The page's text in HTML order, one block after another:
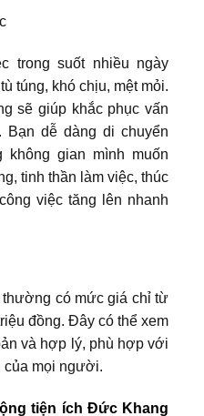
trong suốt nhiều ngày
túng, khó chịu, mệt mỏi.
sẽ giúp khắc phục vấn
dễ dàng di chuyển
không gian mình muốn
tinh thần làm việc, thúc
việc tăng lên nhanh
thường có mức giá chỉ từ
đồng. Đây có thể xem
và hợp lý, phù hợp với
của mọi người.
tiện ích Đức Khang